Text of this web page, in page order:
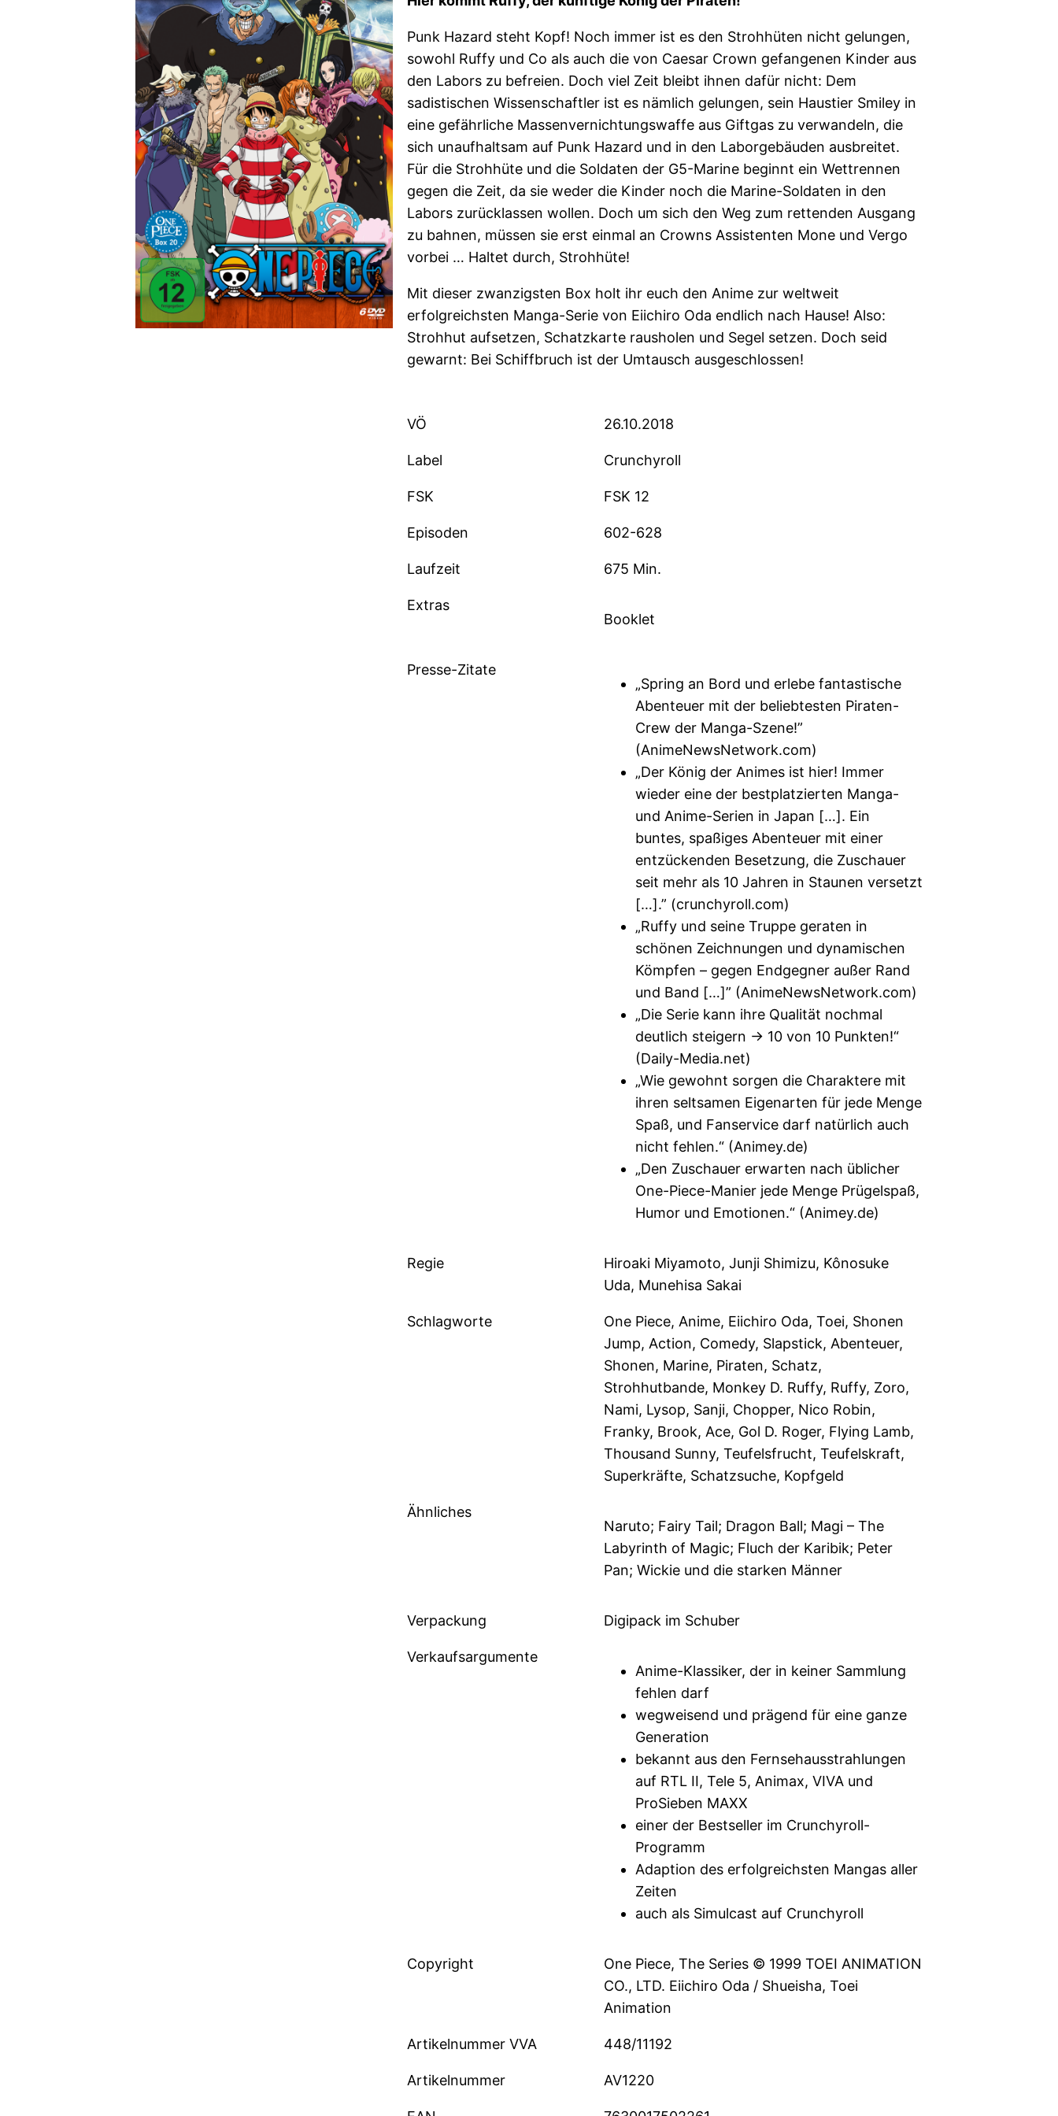
Punk Hazard steht Kopf! Noch immer ist es den Strohhüten nicht gelungen,
sowohl Ruffy und Co als auch die von Caesar Crown gefangenen Kinder aus
den Labors zu befreien. Doch viel Zeit bleibt ihnen dafür nicht: Dem
sadistischen Wissenschaftler ist es nämlich gelungen, sein Haustier Smiley in
eine gefährliche Massenvernichtungswaffe aus Giftgas zu verwandeln, die
sich unaufhaltsam auf Punk Hazard und in den Laborgebäuden ausbreitet.
Für die Strohhüte und die Soldaten der G5-Marine beginnt ein Wettrennen
gegen die Zeit, da sie weder die Kinder noch die Marine-Soldaten in den
Labors zurücklassen wollen. Doch um sich den Weg zum rettenden Ausgang
zu bahnen, müssen sie erst einmal an Crowns Assistenten Mone und Vergo
vorbei … Haltet durch, Strohhüte!
Mit dieser zwanzigsten Box holt ihr euch den Anime zur weltweit
erfolgreichsten Manga-Serie von Eiichiro Oda endlich nach Hause! Also:
Strohhut aufsetzen, Schatzkarte rausholen und Segel setzen. Doch seid
gewarnt: Bei Schiffbruch ist der Umtausch ausgeschlossen!
VÖ 26.10.2018
Label Crunchyroll
FSK FSK 12
Episoden 602-628
Laufzeit 675 Min.
Extras
Booklet
Presse-Zitate
„Spring an Bord und erlebe fantastische
Abenteuer mit der beliebtesten Piraten-
Crew der Manga-Szene!”
(AnimeNewsNetwork.com)
„Der König der Animes ist hier! Immer
wieder eine der bestplatzierten Manga-
und Anime-Serien in Japan […]. Ein
buntes, spaßiges Abenteuer mit einer
entzückenden Besetzung, die Zuschauer
seit mehr als 10 Jahren in Staunen versetzt
[…].” (crunchyroll.com)
„Ruffy und seine Truppe geraten in
schönen Zeichnungen und dynamischen
Kömpfen – gegen Endgegner außer Rand
und Band […]” (AnimeNewsNetwork.com)
„Die Serie kann ihre Qualität nochmal
deutlich steigern → 10 von 10 Punkten!“
(Daily-Media.net)
„Wie gewohnt sorgen die Charaktere mit
ihren seltsamen Eigenarten für jede Menge
Spaß, und Fanservice darf natürlich auch
nicht fehlen.“ (Animey.de)
„Den Zuschauer erwarten nach üblicher
One-Piece-Manier jede Menge Prügelspaß,
Humor und Emotionen.“ (Animey.de)
Regie
Hiroaki Miyamoto, Junji Shimizu, Kônosuke
Uda, Munehisa Sakai
Schlagworte
One Piece, Anime, Eiichiro Oda, Toei, Shonen
Jump, Action, Comedy, Slapstick, Abenteuer,
Shonen, Marine, Piraten, Schatz,
Strohhutbande, Monkey D. Ruffy, Ruffy, Zoro,
Nami, Lysop, Sanji, Chopper, Nico Robin,
Franky, Brook, Ace, Gol D. Roger, Flying Lamb,
Thousand Sunny, Teufelsfrucht, Teufelskraft,
Superkräfte, Schatzsuche, Kopfgeld
Ähnliches
Naruto; Fairy Tail; Dragon Ball; Magi – The
Labyrinth of Magic; Fluch der Karibik; Peter
Pan; Wickie und die starken Männer
Verpackung Digipack im Schuber
Verkaufsargumente
Anime-Klassiker, der in keiner Sammlung
fehlen darf
wegweisend und prägend für eine ganze
Generation
bekannt aus den Fernsehausstrahlungen
auf RTL II, Tele 5, Animax, VIVA und
ProSieben MAXX
einer der Bestseller im Crunchyroll-
Programm
Adaption des erfolgreichsten Mangas aller
Zeiten
auch als Simulcast auf Crunchyroll
Copyright
One Piece, The Series © 1999 TOEI ANIMATION
CO., LTD. Eiichiro Oda / Shueisha, Toei
Animation
Artikelnummer VVA 448/11192
Artikelnummer AV1220